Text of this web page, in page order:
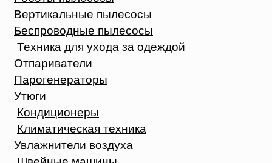
Вертикальные пылесосы
Беспроводные пылесосы
Техника для ухода за одеждой
Отпариватели
Парогенераторы
Утюги
Кондиционеры
Климатическая техника
Увлажнители воздуха